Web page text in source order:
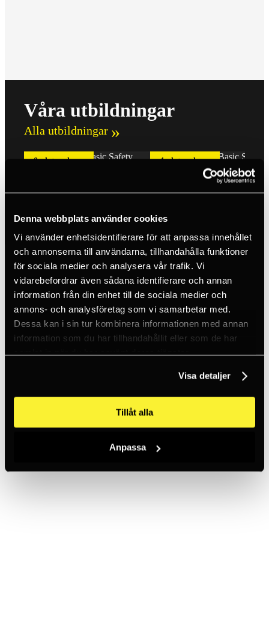
Denna webbplats använder cookies
Vi använder enhetsidentifierare för att anpassa innehållet
och annonserna till användarna, tillhandahålla funktioner
för sociala medier och analysera vår trafik. Vi
vidarebefordrar även sådana identifierare och annan
information från din enhet till de sociala medier och
annons- och analysföretag som vi samarbetar med.
Dessa kan i sin tur kombinera informationen med annan
information som du har tillhandahållit eller som de har
samlat in när du har använt deras tjänster.
Visa detaljer
Tillåt alla
Anpassa
Våra utbildningar
Alla utbildningar
0 platser kvar 4 platser kvar
prev next
Populära produkter
EDELRID
50+
EDELRID
<5